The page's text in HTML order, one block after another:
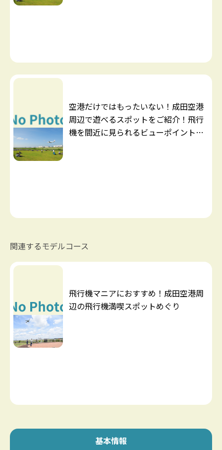
空港だけではもったいない！成田空港
周辺で遊べるスポットをご紹介！飛行
機を間近に見られるビューポイントか
関連するモデルコース
飛行機マニアにおすすめ！成田空港周
辺の飛行機満喫スポットめぐり
基本情報